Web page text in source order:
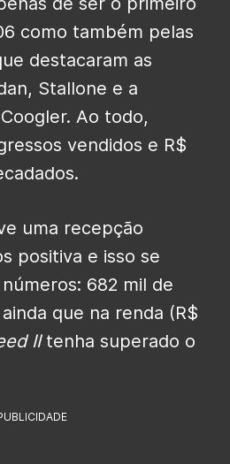
como também pelas
destacaram as
Stallone e a
Ao todo,
vendidos e R$
uma recepção
positiva e isso se
682 mil de
que na renda (R$
IItenha superado o